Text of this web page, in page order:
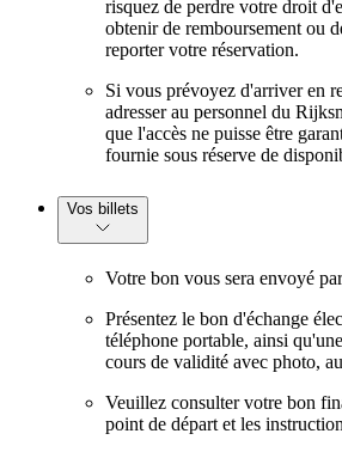
risquez de perdre votre droit
obtenir de remboursement ou
reporter votre réservation.
Si vous prévoyez d'arriver en
adresser au personnel du
que l'accès ne puisse être
fournie sous réserve de
Vos billets
Votre bon vous sera envoyé
Présentez le bon d'échange
téléphone portable, ainsi
cours de validité avec photo,
Veuillez consulter votre bon
point de départ et les